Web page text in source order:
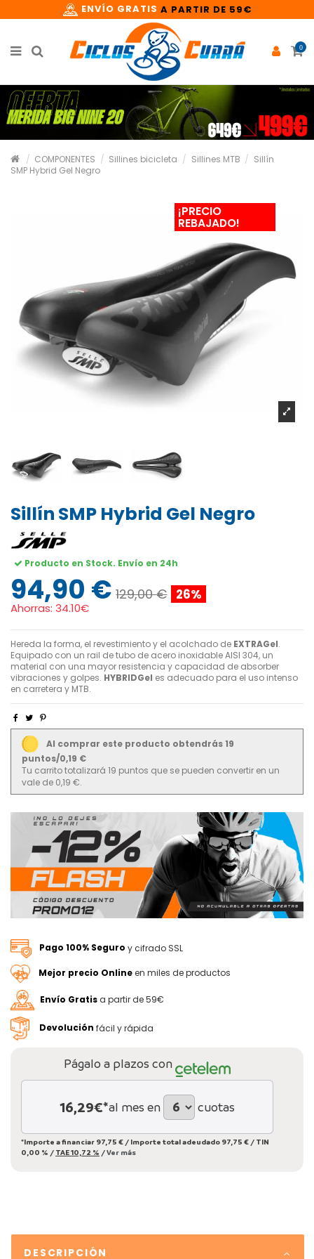
ENVÍO GRATIS A PARTIR DE 59€
0
COMPONENTES Sillines bicicleta Sillines MTB
Sillín
SMP Hybrid Gel Negro
¡PRECIO
REBAJADO!
Sillín SMP Hybrid Gel Negro
Producto en Stock. Envío en 24h
94,90 € 129,00 € 26%
Ahorras: 34.10€
Hereda la forma, el revestimiento y el acolchado de EXTRAGel.
Equipado con un rail de tubo de acero inoxidable AISI 304, un
material con una mayor resistencia y capacidad de absorber
vibraciones y golpes. HYBRIDGel es adecuado para el uso intenso
en carretera y MTB.
Al comprar este producto obtendrás 19
puntos/0,19 €
Tu carrito totalizará 19 puntos que se pueden convertir en un
vale de 0,19 €.
Pago 100% Seguro y cifrado SSL
Mejor precio Onlineen miles de productos
Envío Gratisa partir de 59€
Devolución fácil y rápida
Págalo a plazos con
16,29€*al mes en cuotas
*Importe a financiar 97,75 € / Importe total adeudado 97,75 € / TIN
0,00 % / TAE10,72 % /Ver más
DESCRIPCIÓN